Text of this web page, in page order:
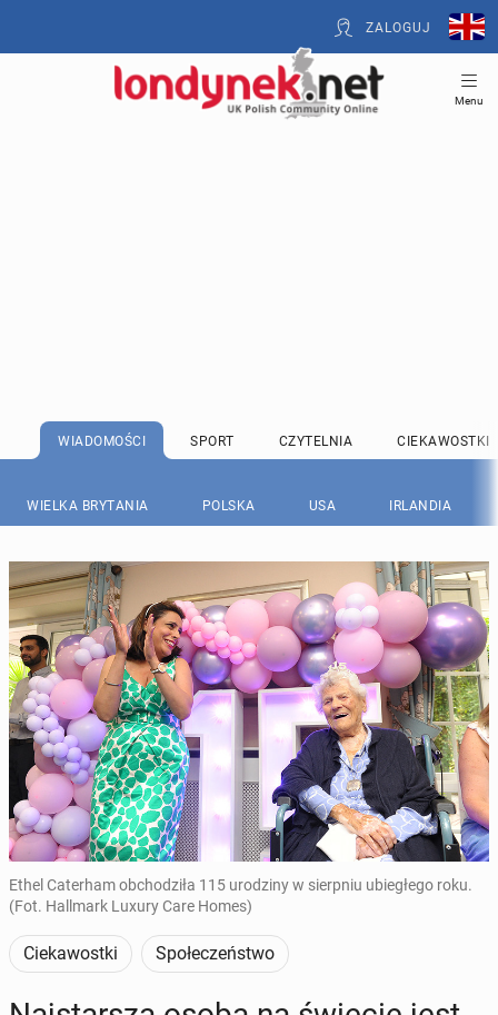
ZALOGUJ
Menu
WIADOMOŚCI SPORT CZYTELNIA CIEKAWOSTKI
WIELKA BRYTANIA POLSKA USA IRLANDIA
Ethel Caterham obchodziła 115 urodziny w sierpniu ubiegłego roku.
(Fot. Hallmark Luxury Care Homes)
Ciekawostki Społeczeństwo